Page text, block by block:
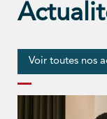
Voir toutes nos